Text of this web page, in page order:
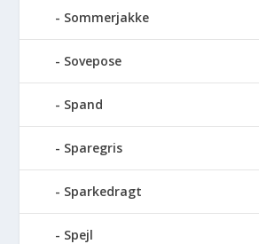
Sommerjakke
Sovepose
Spand
Sparegris
Sparkedragt
Spejl